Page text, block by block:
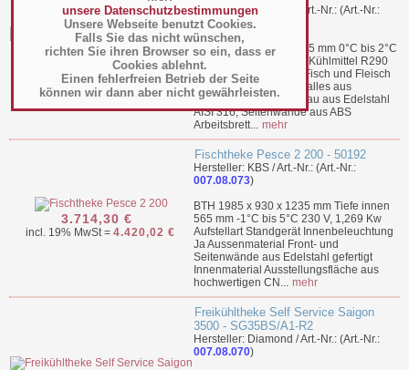
unsere Datenschutzbestimmungen
Unsere Webseite benutzt Cookies.
Falls Sie das nicht wünschen,
richten Sie ihren Browser so ein, dass er
Cookies ablehnt.
Einen fehlerfreien Betrieb der Seite
können wir dann aber nicht gewährleisten.
3.619,00 €
incl. 19% MwSt =4.306,61 €
Hersteller: Diamond / Art.-Nr.: (Art.-Nr.:
007.08.062)
BTH 3000 x 1195 x 1175 mm 0°C bis 2°C
0,93 kW, 230 V 406 Kg Kühlmittel R290
Entwickelt für frischen Fisch und Fleisch
Gebogenes Frontglas, alles aus
Sicherheitsglas Unterbau aus Edelstahl
AISI 316, Seitenwände aus ABS
Arbeitsbrett... mehr
3.714,30 €
incl. 19% MwSt = 4.420,02 €
Fischtheke Pesce 2 200 - 50192
Hersteller: KBS / Art.-Nr.: (Art.-Nr.:
007.08.073)
BTH 1985 x 930 x 1235 mm Tiefe innen
565 mm -1°C bis 5°C 230 V, 1,269 Kw
Aufstellart Standgerät Innenbeleuchtung
Ja Aussenmaterial Front- und
Seitenwände aus Edelstahl gefertigt
Innenmaterial Ausstellungsfläche aus
hochwertigen CN... mehr
Freikühltheke Self Service Saigon
3500 - SG35BS/A1-R2
Hersteller: Diamond / Art.-Nr.: (Art.-Nr.:
007.08.070)